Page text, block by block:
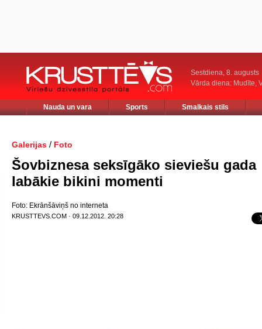
Sestdiena, 8. augusts
Vārda diena: Mudīte,
Nauda un vara Sports Smalkais stils
Galerijas / Foto
Šovbiznesa seksīgāko sieviešu gada
labākie bikini momenti
Foto: Ekrānšāviņš no interneta
KRUSTTEVS.COM · 09.12.2012. 20:28